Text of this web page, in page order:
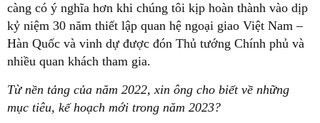
càng có ý nghĩa hơn khi chúng tôi kịp hoàn thành vào dịp
kỷ niệm 30 năm thiết lập quan hệ ngoại giao Việt Nam –
Hàn Quốc và vinh dự được đón Thủ tướng Chính phủ và
nhiều quan khách tham gia.
Từ nền tảng của năm 2022, xin ông cho biết về những
mục tiêu, kế hoạch mới trong năm 2023?